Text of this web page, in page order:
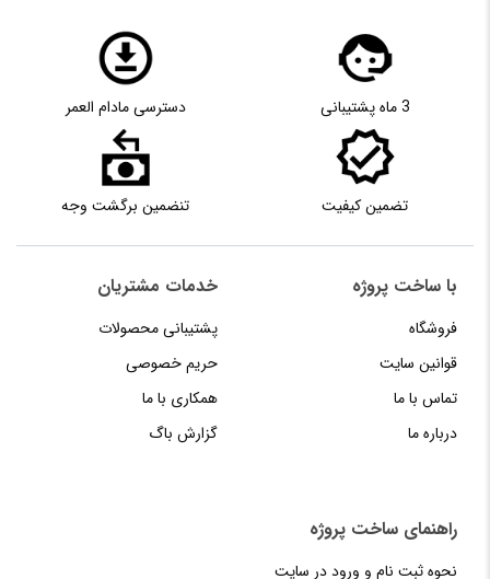
3 ماه پشتیبانی دسترسی مادام العمر
تضمین کیفیت تنضمین برگشت وجه
با ساخت پروژه
فروشگاه
قوانین سایت
تماس با ما
درباره ما
خدمات مشتریان
پشتیبانی محصولات
حریم خصوصی
همکاری با ما
گزارش باگ
راهنمای‌‌ ساخت‌ پروژه
نحوه‌ ثبت‌ نام و ورود در سایت